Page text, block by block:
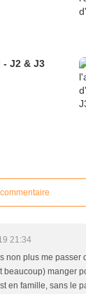
- J2 & J3
21:34
non plus me passer
beaucoup) manger
en famille, sans le